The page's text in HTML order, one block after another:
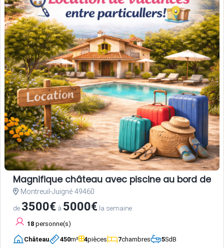
Magnifique château avec piscine au bord de la
Montreuil-Juigné 49460
de 3500€ à 5000€ la semaine
18 personne(s)
Château 450m² 4pièces 7chambres 5SdB